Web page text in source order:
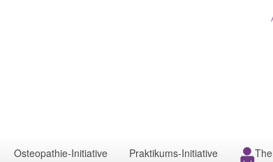
Osteopathie-Initiative Praktikums-Initiative